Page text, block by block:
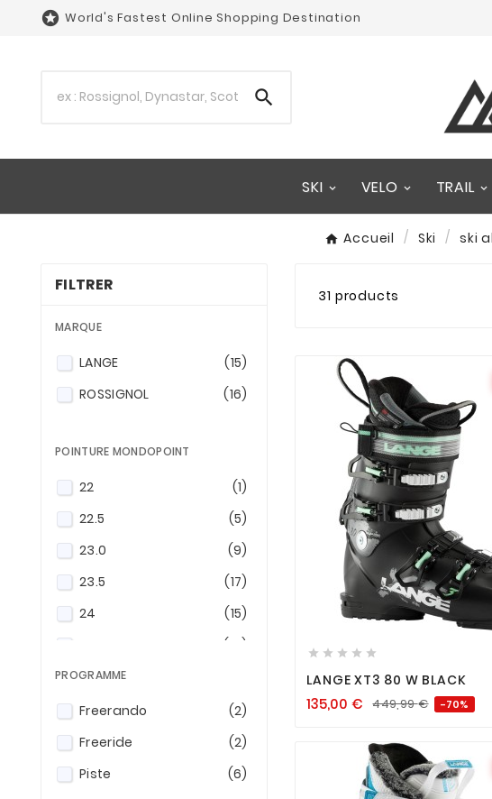
 World's Fastest Online Shopping Destination

SKI VELO TRAIL
Accueil Ski ski
FILTRER
MARQUE
LANGE
(15)
ROSSIGNOL
(16)
POINTURE MONDOPOINT
22
(1)
22.5
(5)
23.0
(9)
23.5
(17)
24
(15)
(19)
25
25.5
(20)
26
(11)
26.5
(14)
PROGRAMME
Freerando
(2)
Freeride
(2)
Piste
(6)
31 products
  
    
LANGE XT3 80 W BLACK
135,00€ 449,99€ -70%